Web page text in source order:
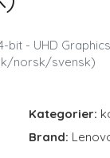
- UHD
norsk/svensk)
Kategorier:
Brand: